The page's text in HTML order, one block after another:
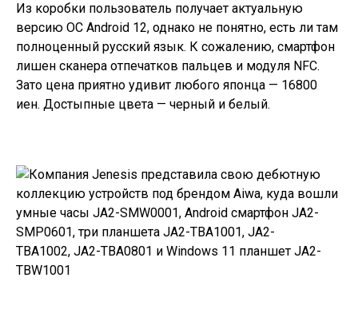
Из коробки пользователь получает актуальную
версию ОС Android 12, однако не понятно, есть ли там
полноценный русский язык. К сожалению, смартфон
лишен сканера отпечатков пальцев и модуля NFC.
Зато цена приятно удивит любого японца — 16800
иен. Достыпные цвета — черный и белый.